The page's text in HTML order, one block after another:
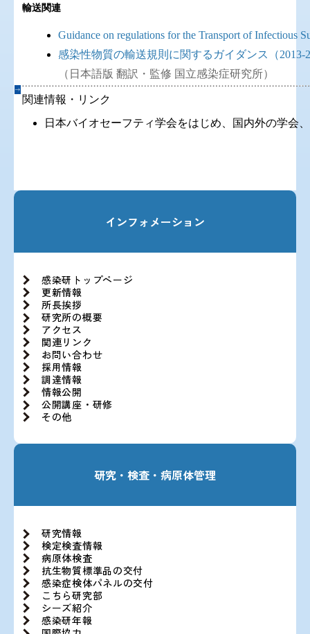
インフォメーション
感染研トップページ
更新情報
所長挨拶
研究所の概要
アクセス
関連リンク
お問い合わせ
採用情報
調達情報
情報公開
公開講座・研修
その他
研究・検査・病原体管理
研究情報
検定検査情報
病原体検査
抗生物質標準品の交付
感染症検体パネルの交付
こちら研究部
シーズ紹介
感染研年報
輸送関連
Guidance on regulations for the Transport of Infectious
感染性物質の輸送規則に関するガイダンス（2013-
（日本語版 翻訳・監修 国立感染症研究所）
関連情報・リンク
日本バイオセーフティ学会をはじめ、国内外の学会